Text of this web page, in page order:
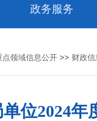
政务服务
点领域信息公开 >> 财政信
位2024年